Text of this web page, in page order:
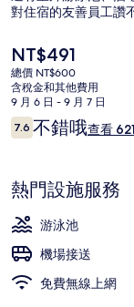
店
的
相
片
集
對住宿的友善員工讚
目
前
的
價
格
是
NT$491
總價 NT$600
含稅金和其他費用
9 月 6 日 - 9 月 7 日
評
論
7.67.6 分，滿分 10 分，
不錯哦查看
熱門設施服務
游泳池
機場接送
免費無線上網